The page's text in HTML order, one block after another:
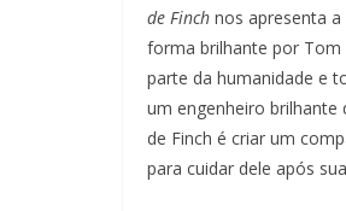
de Finch nos apresenta
forma brilhante por Tom
parte da humanidade e
um engenheiro
de Finch é criar um
para cuidar dele após